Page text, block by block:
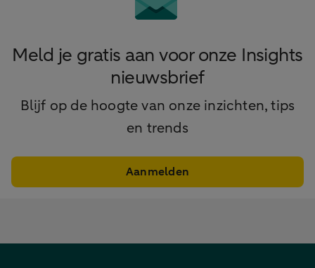
Meld je gratis aan voor onze Insights
nieuwsbrief
Blijf op de hoogte van onze inzichten, tips
en trends
Aanmelden